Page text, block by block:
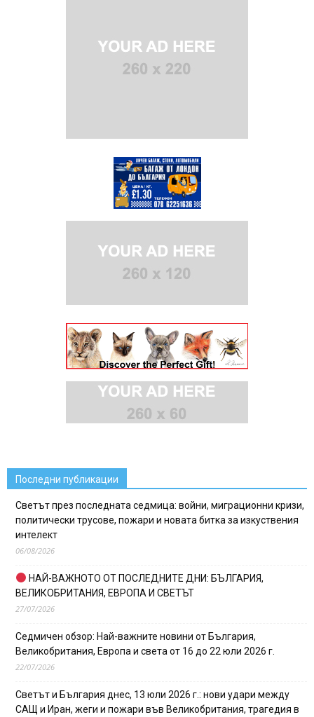
Последни публикации
Светът през последната седмица: войни, миграционни кризи,
политически трусове, пожари и новата битка за изкуствения
интелект
06/08/2026
НАЙ-ВАЖНОТО ОТ ПОСЛЕДНИТЕ ДНИ: БЪЛГАРИЯ,
ВЕЛИКОБРИТАНИЯ, ЕВРОПА И СВЕТЪТ
27/07/2026
Седмичен обзор: Най-важните новини от България,
Великобритания, Европа и света от 16 до 22 юли 2026 г.
22/07/2026
Светът и България днес, 13 юли 2026 г.: нови удари между
САЩ и Иран, жеги и пожари във Великобритания, трагедия в